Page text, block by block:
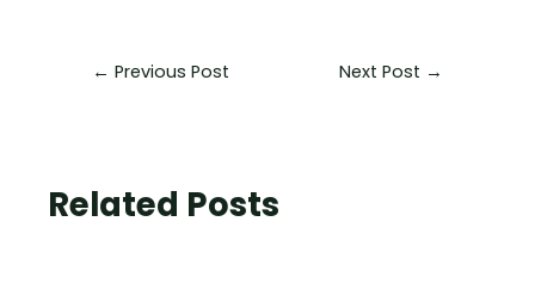
← Previous Post Next Post →
Related Posts